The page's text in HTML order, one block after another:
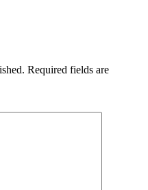
Required fields are